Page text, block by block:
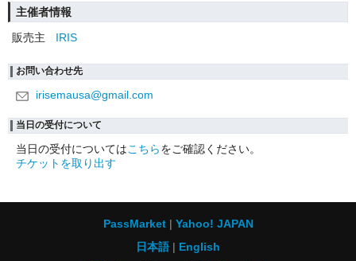
主催者情報
販売主
IRIS
お問い合わせ先
irisemausa@gmail.com
当日の受付について
当日の受付についてはこちらをご確認ください。
チケットを取り出す
PassMarket
Yahoo! JAPAN
日本語
English